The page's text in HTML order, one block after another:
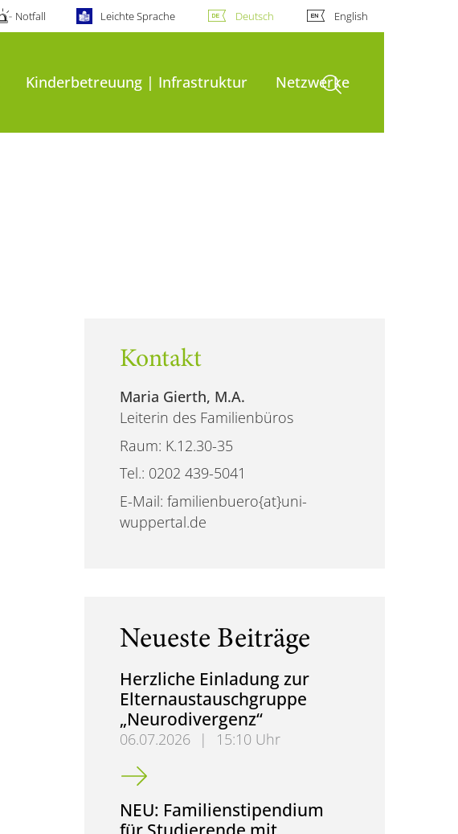
Notfall Leichte Sprache Deutsch English
Kinderbetreuung | Infrastruktur NetzwerkeSuche öffnen
Kontakt
Maria Gierth, M.A.
Leiterin des Familienbüros
Raum: K.12.30-35
Tel.: 0202 439-5041
E-Mail: familienbuero{at}uni-
wuppertal.de
Neueste Beiträge
Herzliche Einladung zur
Elternaustauschgruppe
„Neurodivergenz“
06.07.2026 |
15:10 Uhr
Herzliche Einladung zur Elternaustauschgruppe
NEU: Familienstipendium